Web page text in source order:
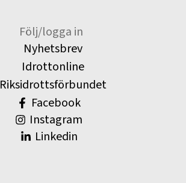
Följ/logga in
Nyhetsbrev
Idrottonline
Riksidrottsförbundet
Facebook
Instagram
Linkedin